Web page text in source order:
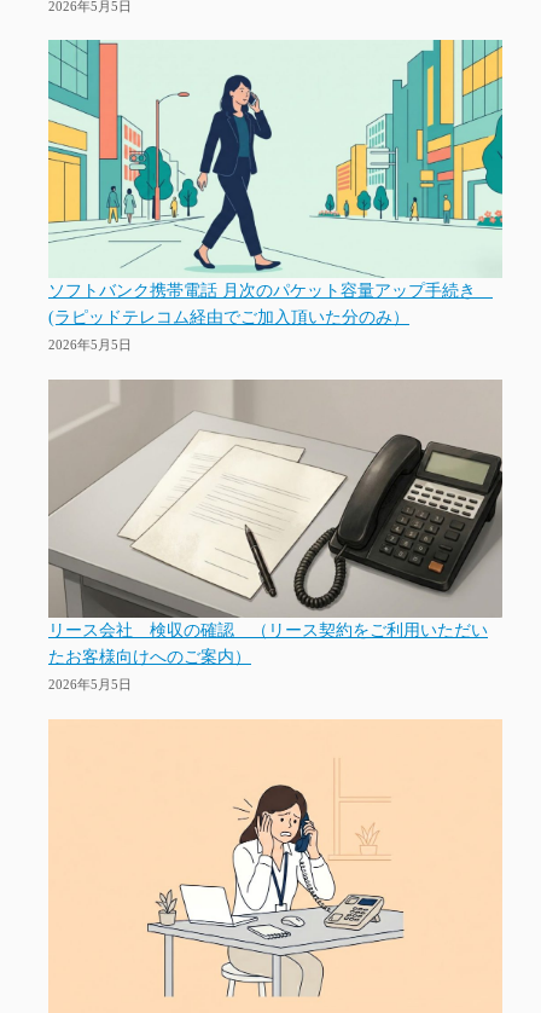
2026年5月5日
ソフトバンク携帯電話 月次のパケット容量アップ手続き
(ラピッドテレコム経由でご加入頂いた分のみ）
2026年5月5日
リース会社 検収の確認 （リース契約をご利用いただい
たお客様向けへのご案内）
2026年5月5日